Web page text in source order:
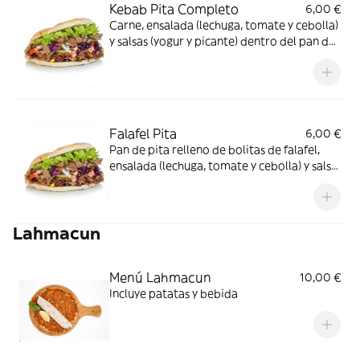
Kebab Pita Completo
6,00 €
Carne, ensalada (lechuga, tomate y cebolla)
y salsas (yogur y picante) dentro del pan de
Falafel Pita
6,00 €
Pan de pita relleno de bolitas de falafel,
ensalada (lechuga, tomate y cebolla) y salsa
Lahmacun
Menú Lahmacun
10,00 €
Incluye patatas y bebida